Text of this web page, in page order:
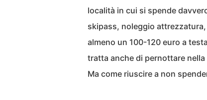
località in cui si spende
skipass, noleggio
almeno un 100-120 euro a
tratta anche di pernottare
Ma come riuscire a non